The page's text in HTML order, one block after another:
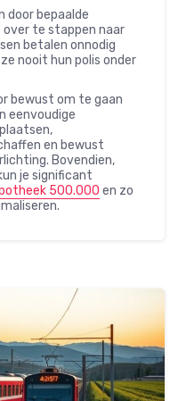
door bepaalde
te stappen naar
betalen onnodig
nooit hun polis onder
bewust om te gaan
eenvoudige
en bewust
Bovendien,
je significant
500.000 en zo